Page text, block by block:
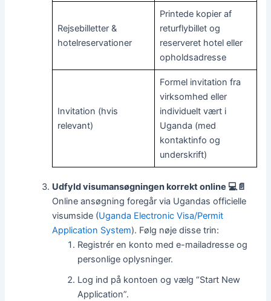
Rejsebilletter &
hotelreservationer
Printede kopier af
returflybillet og
reserveret hotel eller
opholdsadresse
Invitation (hvis
relevant)
Formel invitation fra
virksomhed eller
individuelt vært i
Uganda (med
kontaktinfo og
underskrift)
Udfyld visumansøgningen korrekt online 💻📄
Online ansøgning foregår via Ugandas officielle
visumside (Uganda Electronic Visa/Permit
Application System). Følg nøje disse trin:
Registrér en konto med e-mailadresse og
personlige oplysninger.
Log ind på kontoen og vælg “Start New
Application”.